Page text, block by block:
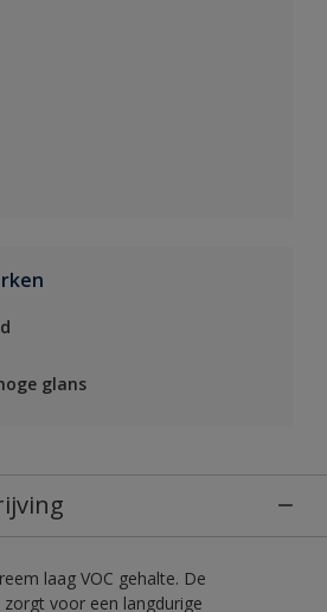
glans
laag VOC gehalte. De
voor een langdurige